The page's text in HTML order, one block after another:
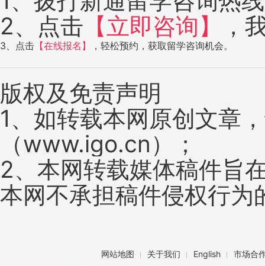
2、点击 【立即咨询】 ，
3、点击 【在线报名】 ，轻松预约，获取留学咨询机会。
版权及免责声明
1、如转载本网原创文章
（www.igo.cn）；
2、本网转载媒体稿件旨
本网不承担稿件侵权行为
网站地图 关于我们 English 市场合